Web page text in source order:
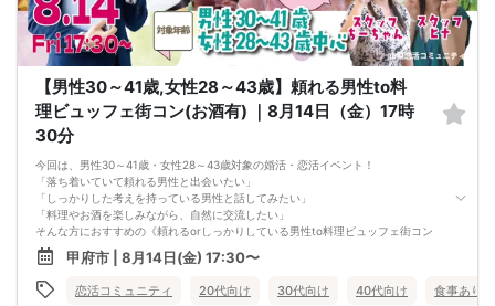
絡します）。
3日前より発生するキャンセル料については、運営上キャンセル料（活動費）が発
生することがございます。（一般参加費100％）
一度お申し込みをされたパーティーをキャンセルする場合：オミカレのシステム
上「キャンセル処理料（2,000円）」が発生します。
※一度キャンセルしたパーティーを再度ご予約された場合でも、≪キャンセル処理
の回数≫に応じてキャンセル処理費が発生いたします。
キャンセル料の支払いは銀行振り込みとなります。（後日振込先をご連絡させて
申し込み完了はメールにて送らせて頂いております。メールが届かない場合（Ｐ
Ｃからの受信拒否設定やセキュリティレベルなど）は必ず再度問い合わせをする
ようにお願いいたします。
メールの確認ミスによるキャンセルはキャンセル料発生対象となってしまいま
す。ご注意ください。
【男性30～41歳,女性28～43歳】頼れる男性to料
理ビュッフェ街コン(お酒有) ｜8月14日（金）17時
30分
今回は、男性30～41歳・女性28～43歳対象の婚活・恋活イベント！
「落ち着いていて頼れる男性と出会いたい」
「しっかりした考えを持っている男性と話してみたい」
「料理やお酒を楽しみながら、自然に交流したい」
そんな方におすすめの《頼れるorしっかりしている男性to料理ビュッフェ街コン
（お酒有）》です(^^)
🌿 頼れる・しっかりしている男性と出会いたい方におすすめ！
安心感のある男性、会話の中で自然にリードしてくれる男性、落ち着いた考え方
を大切にしている男性と出会いたい方に向いている企画です。将来のことも自然
甲府市 | 8月14日(金) 17:30〜
恋活コミュニティ 20代向け 30代向け 40代向け 食事あり